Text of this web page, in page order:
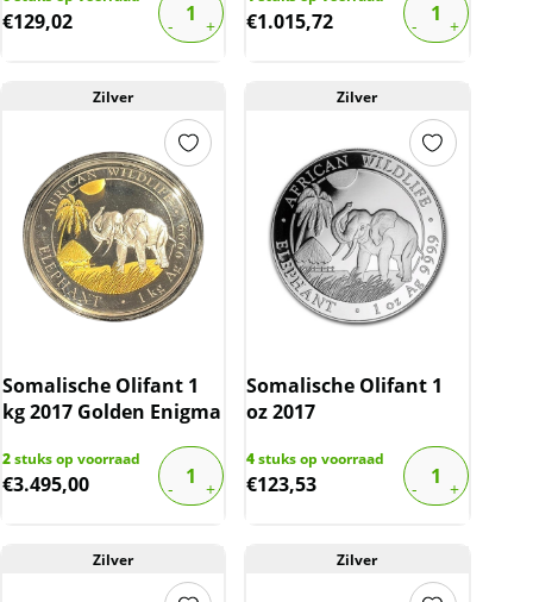
€129,02 €1.015,72
Zilver
Somalische Olifant 1
kg 2017 Golden Enigma
2stuks op voorraad
€3.495,00
Zilver
Somalische Olifant 1
oz 2017
4stuks op voorraad
€123,53
Zilver Zilver